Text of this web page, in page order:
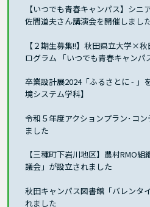
【いつでも青春キャンパス】シニ
佐間道夫さん講演会を開催しまし
【２期生募集!!】秋田県立大学×
ログラム 「いつでも青春キャンパ
卒業設計展2024「ふるさとに - 」
境システム学科】
令和５年度アクションプラン･コ
ました
【三種町下岩川地区】農村RMO
議会」が設立されました
秋田キャンパス図書館「バレンタ
れました